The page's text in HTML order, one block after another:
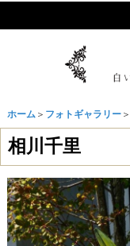
ホーム＞ フォトギャラリー＞
相川千里